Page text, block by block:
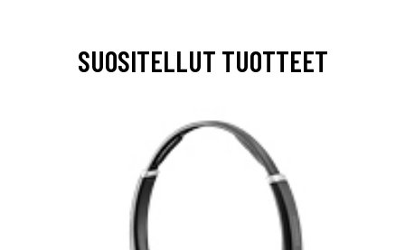
SUOSITELLUT TUOTTEET